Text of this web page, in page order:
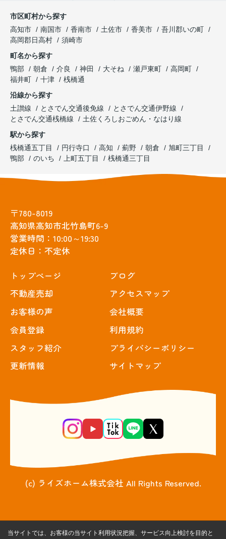
市区町村から探す
高知市
南国市 香南市 土佐市 香美市
吾川郡いの町
高岡郡日高村
須崎市
町名から探す
鴨部
朝倉 介良 神田 大そね 瀬戸東町
高岡町
福井町
十津
桟橋通
沿線から探す
土讃線
とさでん交通後免線
とさでん交通伊野線
とさでん交通桟橋線
土佐くろしおごめん・なはり線
駅から探す
桟橋通五丁目
円行寺口 高知 薊野 朝倉
旭町三丁目
鴨部
のいち 上町五丁目 桟橋通三丁目
〒780-8019
高知県高知市北竹島町6-9
営業時間：10:00～19:30
定休日：不定休
トップぺージ
不動産売却
お客様の声
会員登録
スタッフ紹介
更新情報
ブログ
アクセスマップ
会社概要
利用規約
プライバシーポリシー
サイトマップ
(c) ライズホーム株式会社 All Rights Reserved.
当サイトでは、お客様の当サイト利用状況把握、サービス向上検討を目的と